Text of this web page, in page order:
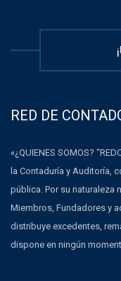
RED DE
«¿QUIENES SOMOS?
la Contaduría y Auditoría,
pública. Por su naturaleza
Miembros, Fundadores y
distribuye excedentes,
dispone en ningún